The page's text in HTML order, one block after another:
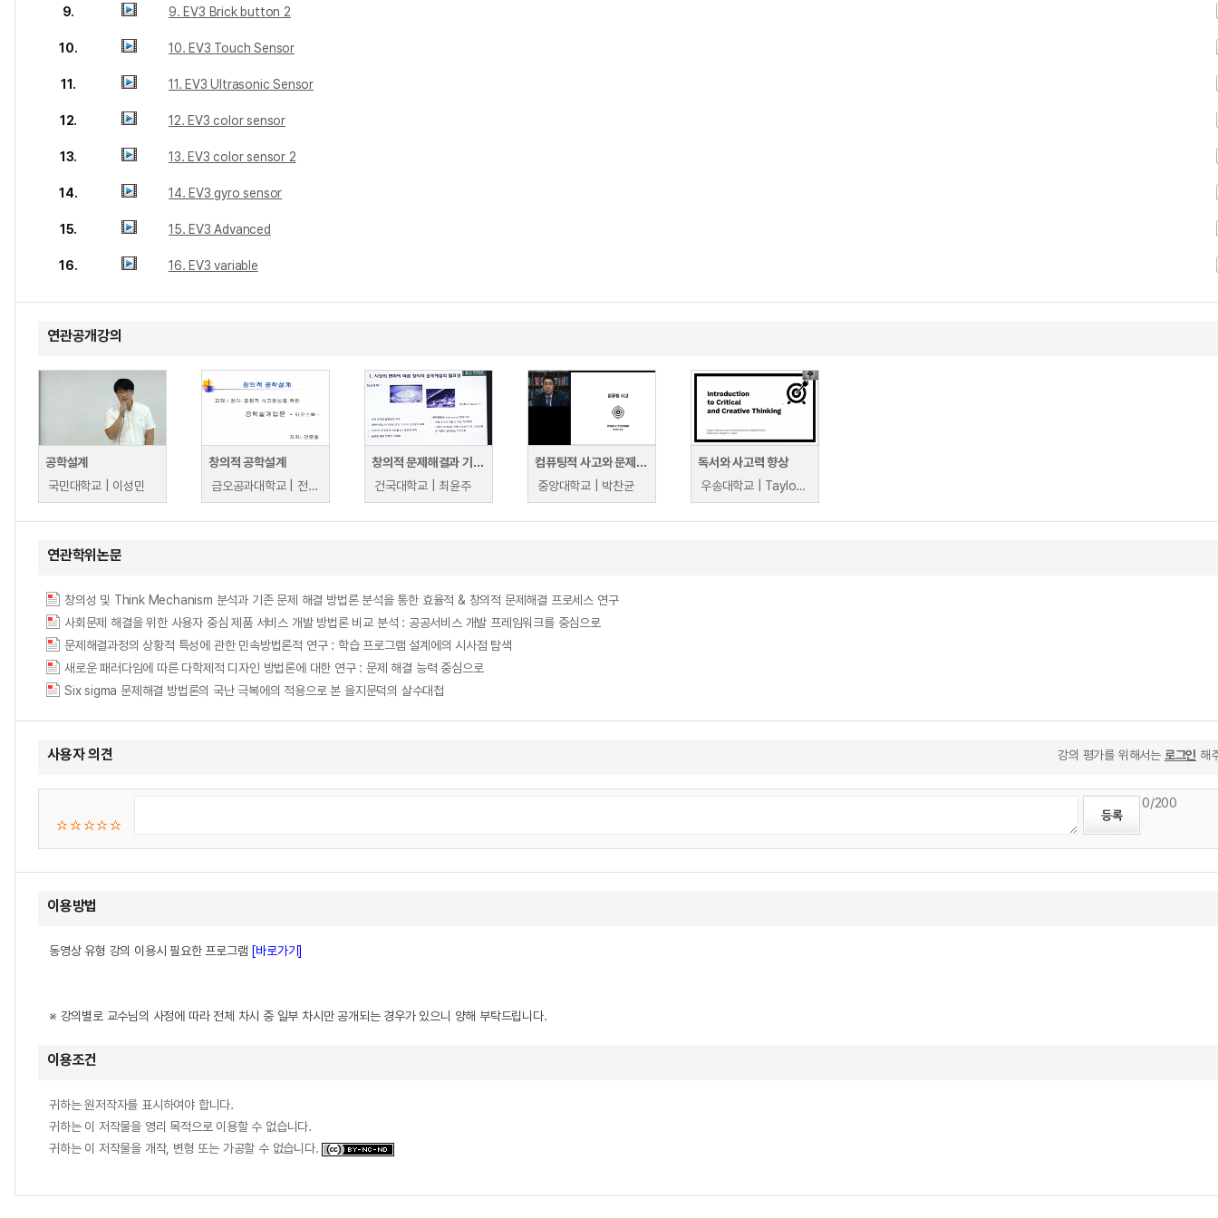
9. 9. EV3 Brick button 2
10. 10. EV3 Touch Sensor
11. 11. EV3 Ultrasonic Sensor
12. 12. EV3 color sensor
13. 13. EV3 color sensor 2
14. 14. EV3 gyro sensor
15. 15. EV3 Advanced
16. 16. EV3 variable
연관공개강의
공학설계
국민대학교 | 이성민
창의적 공학설계
금오공과대학교 | 전준철
창의적 문제해결과 기획력
건국대학교 | 최윤주
컴퓨팅적 사고와 문제해결
중앙대학교 | 박찬균
독서와 사고력 향상
우송대학교 | Taylor Benjamin Joseph
연관학위논문
창의성 및 Think Mechanism 분석과 기존 문제 해결 방법론 분석을 통한 효율적 & 창의적 문제해결 프로세스 연구
사회문제 해결을 위한 사용자 중심 제품 서비스 개발 방법론 비교 분석 : 공공서비스 개발 프레임워크를 중심으로
문제해결과정의 상황적 특성에 관한 민속방법론적 연구 : 학습 프로그램 설계에의 시사점 탐색
새로운 패러다임에 따른 다학제적 디자인 방법론에 대한 연구 : 문제 해결 능력 중심으로
Six sigma 문제해결 방법론의 국난 극복에의 적용으로 본 을지문덕의 살수대첩
사용자 의견 강의 평가를 위해서는 로그인 해
0/200
이용방법
동영상 유형 강의 이용시 필요한 프로그램 [바로가기]
※ 강의별로 교수님의 사정에 따라 전체 차시 중 일부 차시만 공개되는 경우가 있으니 양해 부탁드립니다.
이용조건
귀하는 원저작자를 표시하여야 합니다.
귀하는 이 저작물을 영리 목적으로 이용할 수 없습니다.
귀하는 이 저작물을 개작, 변형 또는 가공할 수 없습니다.